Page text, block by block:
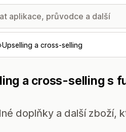
Upselling a cross-selling
a cross-selling s
doplňky a další zboží,